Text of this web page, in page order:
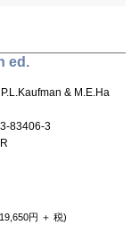
ed.
& M.E.Ha
83406-3
円 ＋ 税)